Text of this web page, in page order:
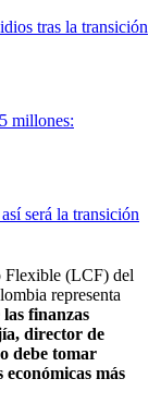
tras la transición
millones:
será la transición
Flexible (LCF) del
representa
finanzas
director de
debe tomar
más